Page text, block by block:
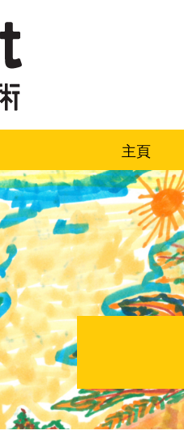
主頁